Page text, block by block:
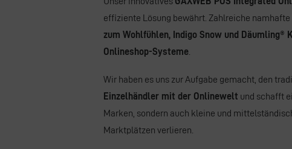
effiziente Lösung bewährt. Zahlreiche
zum Wohlfühlen, Indigo Snow und Däumling®
Onlineshop-Systeme.
Wir haben es uns zur Aufgabe gemacht, den
Einzelhändler mit der Onlinewelt und schafft
Marken, sondern auch kleine und
Marktplätzen verlieren.